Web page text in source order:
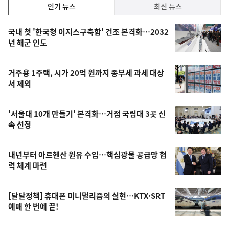
기,
최
신,
오
늘
의
영
상
오
늘
의
사
진
인기 뉴스 최신 뉴스
기
뉴
스
국내 첫 '한국형 이지스구축함' 건조 본격화…2032
년 해군 인도
거주용 1주택, 시가 20억 원까지 종부세 과세 대상
서 제외
'서울대 10개 만들기' 본격화…거점 국립대 3곳 신
속 선정
내년부터 아르헨산 원유 수입…핵심광물 공급망 협
력 체계 마련
[달달정책] 휴대폰 미니멀리즘의 실현…KTX·SRT
예매 한 번에 끝!